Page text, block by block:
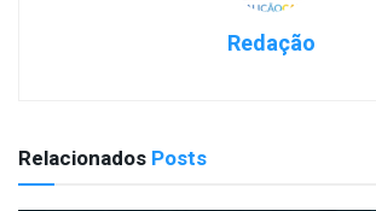
Redação
Relacionados Posts